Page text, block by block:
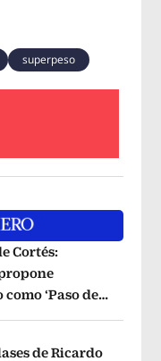
superpeso
Cortés:
‘Paso de
de Ricardo